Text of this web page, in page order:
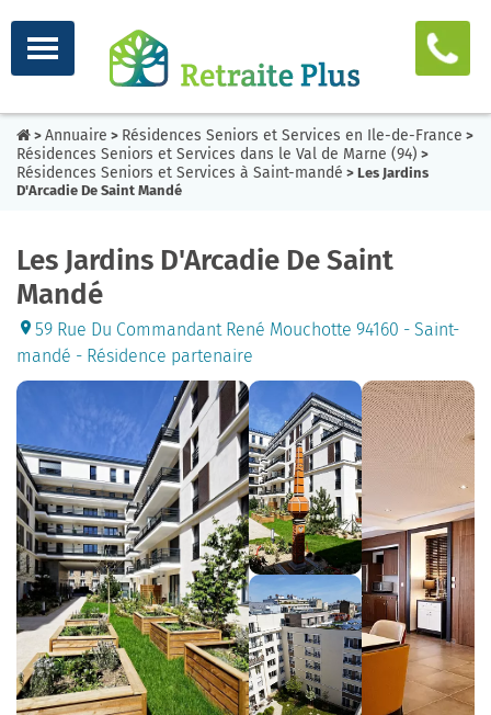
> Annuaire > Résidences Seniors et Services en Ile-de-France >
Résidences Seniors et Services dans le Val de Marne (94) >
Résidences Seniors et Services à Saint-mandé > Les Jardins
D'Arcadie De Saint Mandé
Les Jardins D'Arcadie De Saint
Mandé
59 Rue Du Commandant René Mouchotte 94160 - Saint-
mandé - Résidence partenaire